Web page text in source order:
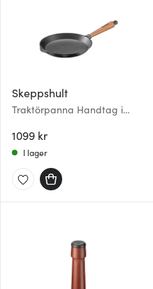
Skeppshult
Traktörpanna Handtag i
1099 kr
I lager